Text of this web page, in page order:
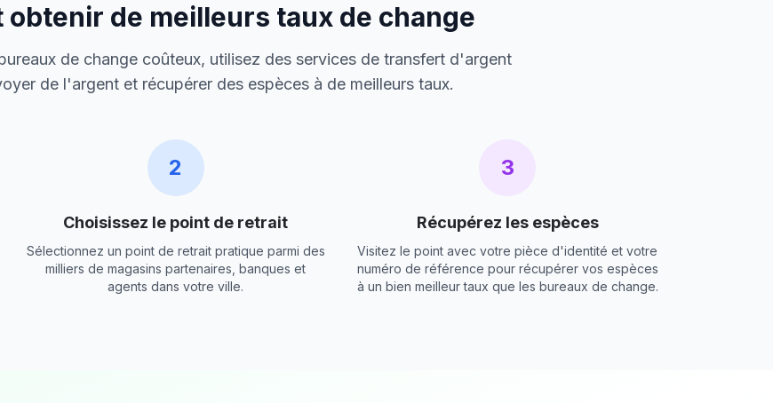
obtenir de meilleurs taux de change
de change coûteux, utilisez des services de transfert d'argent
de l'argent et récupérer des espèces à de meilleurs taux.
2
Choisissez le point de retrait
Sélectionnez un point de retrait pratique parmi des
milliers de magasins partenaires, banques et
agents dans votre ville.
3
Récupérez les espèces
Visitez le point avec votre pièce d'identité et votre
numéro de référence pour récupérer vos espèces
à un bien meilleur taux que les bureaux de change.